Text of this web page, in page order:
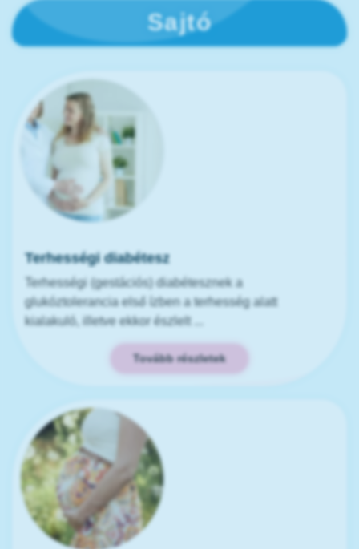
Sajtó
Terhességi diabétesz
Terhességi (gestációs) diabétesznek a
glukóztolerancia első ízben a terhesség alatt
kialakuló, illetve ekkor észlelt ...
Tovább részletek